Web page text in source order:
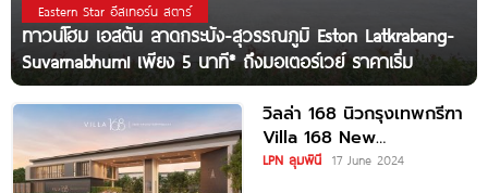
Eastern Star อีสเทอร์น สตาร์
ทาวน์โฮม เอสตัน ลาดกระบัง-สุวรรณภูมิ Eston Latkrabang-
Suvarnabhumi เพียง 5 นาที* ถึงมอเตอร์เวย์ ราคาเริ่ม
วิลล่า 168 นิวกรุงเทพกรีฑา
Villa 168 New
Krungthepkreetha บ้าน
LPN ลุมพินี 17 June 2024